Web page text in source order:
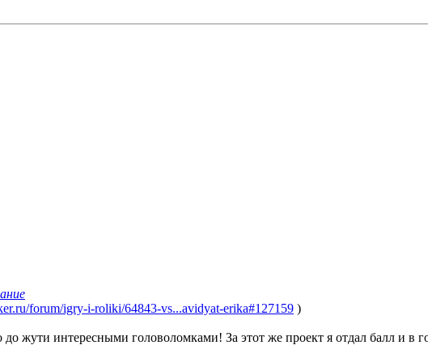
forum/igry-i-roliki/64843-vs...avidyat-erika#127159 )
жути интересными головоломками! За этот же проект я отдал балл и в